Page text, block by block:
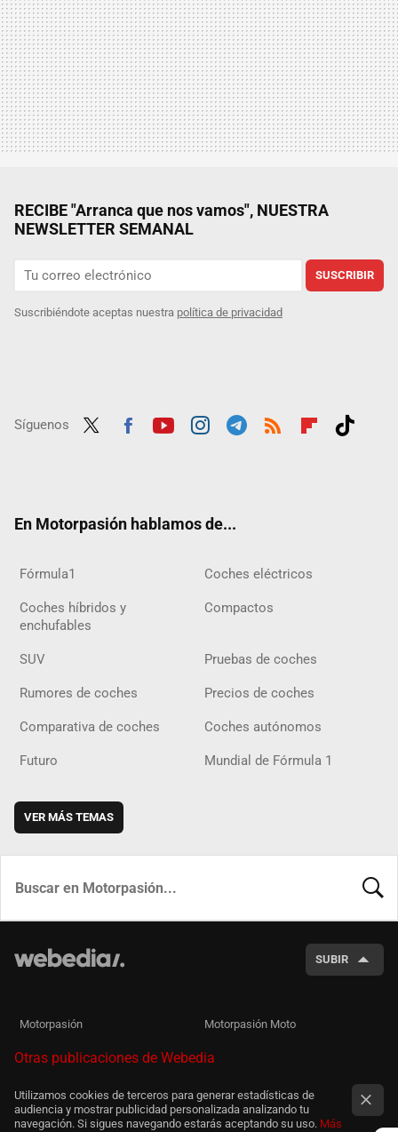
RECIBE "Arranca que nos vamos", NUESTRA
NEWSLETTER SEMANAL
SUSCRIBIR
Suscribiéndote aceptas nuestra política de privacidad
Síguenos
En Motorpasión hablamos de...
Fórmula1 Coches eléctricos
Coches híbridos y
enchufables
Compactos
SUV Pruebas de coches
Rumores de coches Precios de coches
Comparativa de coches Coches autónomos
Futuro Mundial de Fórmula 1
VER MÁS TEMAS
SUBIR
Motorpasión Motorpasión Moto
Otras publicaciones de Webedia
Utilizamos cookies de terceros para generar estadísticas de
audiencia y mostrar publicidad personalizada analizando tu
navegación. Si sigues navegando estarás aceptando su uso. Más